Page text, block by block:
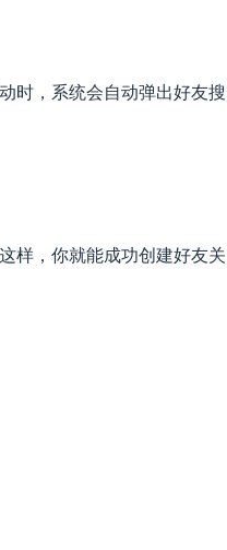
时，系统会自动弹出好友搜
样，你就能成功创建好友关